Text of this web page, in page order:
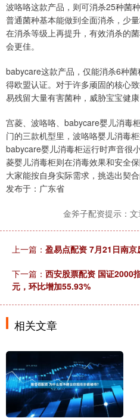
波咯咯这款产品，则可消杀25种菌
普通菌种基本能做到全面消杀，少
在消杀等级上再提升，有效消杀的
会更佳。
babycare这款产品，仅能消杀6种
得欧盟认证。对于许多顽固的核心
易残留大量有害菌种，威胁宝宝健康
宫菱、波咯咯、babycare婴儿消毒
门的三款机型里，波咯咯婴儿消毒
babycare婴儿消毒柜运行时声音很
菱婴儿消毒柜则在消毒效果和安全
大家能按自身实际需求，挑选出契合
发布于：广东省
金斧子配资提示：文
上一篇： 盈易点配资 7月21日南
下一篇： 西安股票配资 国证2000
元，环比增加55.93%
相关文章